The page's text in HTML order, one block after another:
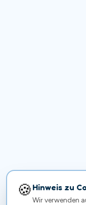
🍪 Hinweis zu
Wir verwenden